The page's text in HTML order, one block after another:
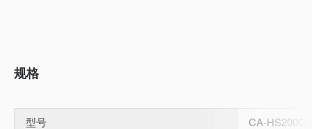
规格
型号
CA-HS200C